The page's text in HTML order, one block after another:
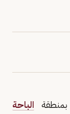
بمنطقة الباحة